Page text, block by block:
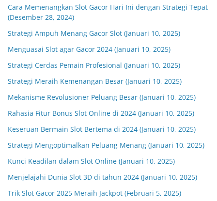
Cara Memenangkan Slot Gacor Hari Ini dengan Strategi Tepat
(Desember 28, 2024)
Strategi Ampuh Menang Gacor Slot (Januari 10, 2025)
Menguasai Slot agar Gacor 2024 (Januari 10, 2025)
Strategi Cerdas Pemain Profesional (Januari 10, 2025)
Strategi Meraih Kemenangan Besar (Januari 10, 2025)
Mekanisme Revolusioner Peluang Besar (Januari 10, 2025)
Rahasia Fitur Bonus Slot Online di 2024 (Januari 10, 2025)
Keseruan Bermain Slot Bertema di 2024 (Januari 10, 2025)
Strategi Mengoptimalkan Peluang Menang (Januari 10, 2025)
Kunci Keadilan dalam Slot Online (Januari 10, 2025)
Menjelajahi Dunia Slot 3D di tahun 2024 (Januari 10, 2025)
Trik Slot Gacor 2025 Meraih Jackpot (Februari 5, 2025)